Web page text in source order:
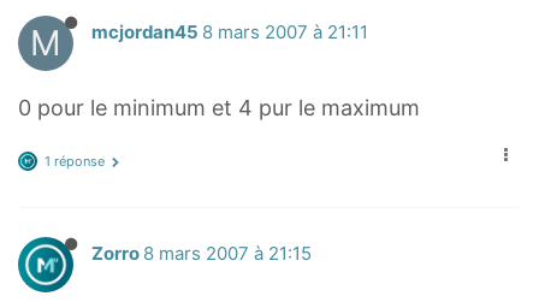
M mcjordan45 8 mars 2007 à 21:11
0 pour le minimum et 4 pur le maximum
1 réponse
Zorro 8 mars 2007 à 21:15